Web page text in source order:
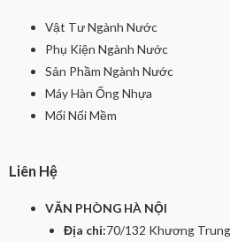
Vật Tư Ngành Nước
Phụ Kiện Ngành Nước
Sản Phầm Ngành Nước
Máy Hàn Ống Nhựa
Mối Nối Mềm
Liên Hệ
VĂN PHÒNG HÀ NỘI
Địa chỉ:70/132 Khương